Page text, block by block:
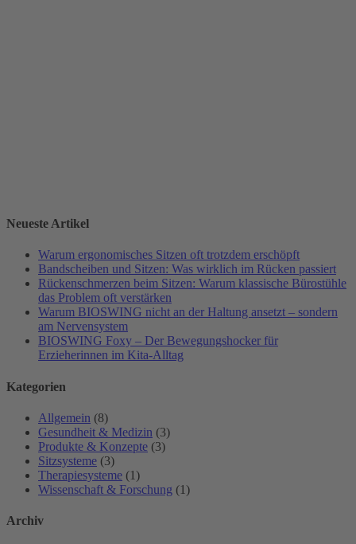
Neueste Artikel
Warum ergonomisches Sitzen oft trotzdem erschöpft
Bandscheiben und Sitzen: Was wirklich im Rücken passiert
Rückenschmerzen beim Sitzen: Warum klassische Bürostühle
das Problem oft verstärken
Warum BIOSWING nicht an der Haltung ansetzt – sondern
am Nervensystem
BIOSWING Foxy – Der Bewegungshocker für
Erzieherinnen im Kita-Alltag
Kategorien
Allgemein (8)
Gesundheit & Medizin (3)
Produkte & Konzepte (3)
Sitzsysteme (3)
Therapiesysteme (1)
Wissenschaft & Forschung (1)
Archiv